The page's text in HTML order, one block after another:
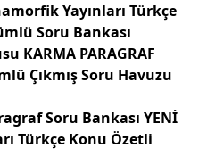
Yayınları Türkçe
Soru Bankası
KARMA PARAGRAF
Çıkmış Soru Havuzu
Soru Bankası YENİ
Türkçe Konu Özetli